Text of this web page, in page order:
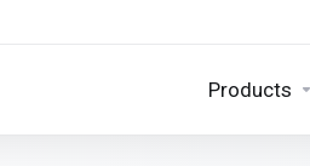
Products